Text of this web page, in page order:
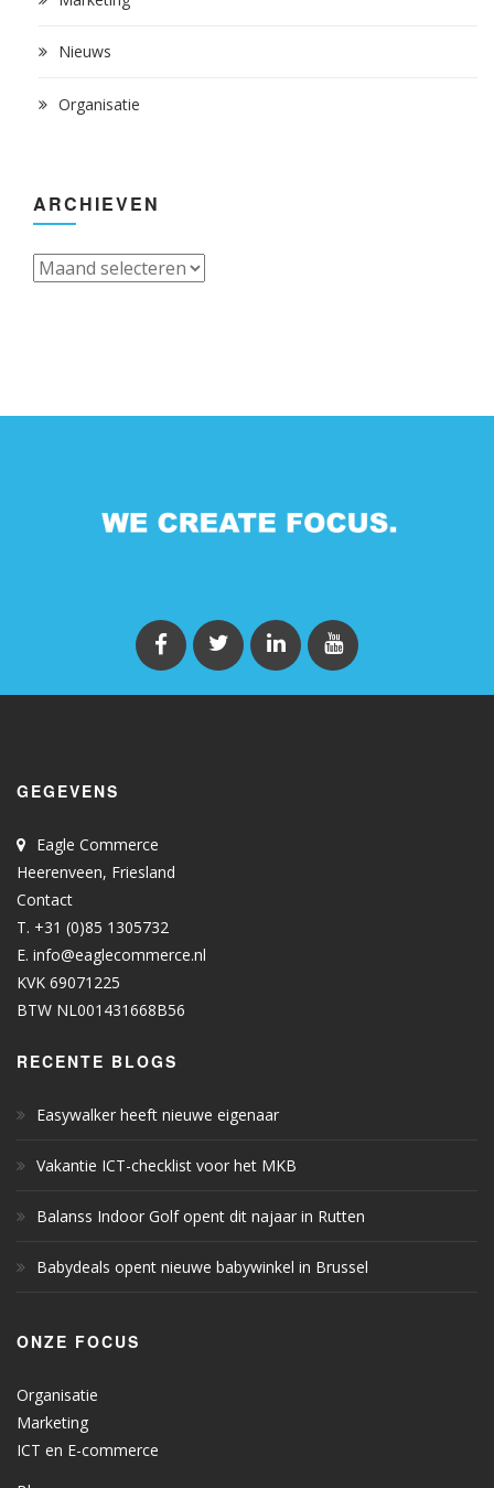
Nieuws
Organisatie
ARCHIEVEN
Archieven
GEGEVENS
Eagle Commerce
Heerenveen, Friesland
Contact
T. +31 (0)85 1305732
E. info@eaglecommerce.nl
KVK 69071225
BTW NL001431668B56
RECENTE BLOGS
Easywalker heeft nieuwe eigenaar
Vakantie ICT-checklist voor het MKB
Balanss Indoor Golf opent dit najaar in Rutten
Babydeals opent nieuwe babywinkel in Brussel
ONZE FOCUS
Organisatie
Marketing
ICT en E-commerce